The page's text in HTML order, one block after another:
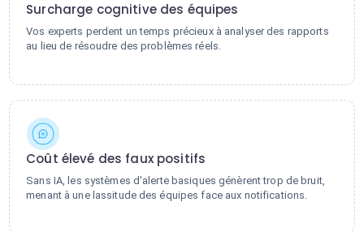
Surcharge cognitive des équipes
Vos experts perdent un temps précieux à analyser des rapports
au lieu de résoudre des problèmes réels.
Coût élevé des faux positifs
Sans IA, les systèmes d'alerte basiques génèrent trop de bruit,
menant à une lassitude des équipes face aux notifications.